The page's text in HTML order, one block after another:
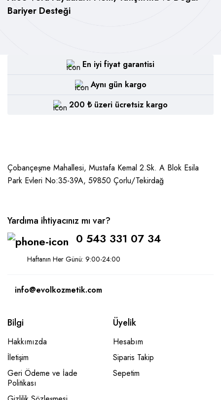
Bariyer Desteği
En iyi fiyat garantisi
Aynı gün kargo
200 ₺ üzeri ücretsiz kargo
Çobançeşme Mahallesi, Mustafa Kemal 2.Sk. A Blok Esila
Park Evleri No:35-39A, 59850 Çorlu/Tekirdağ
Yardıma ihtiyacınız mı var?
0 543 331 07 34
Haftanın Her Günü: 9:00-24:00
info@evolkozmetik.com
Bilgi
Hakkımızda
İletişim
Geri Ödeme ve İade
Politikası
Üyelik
Hesabım
Siparis Takip
Sepetim